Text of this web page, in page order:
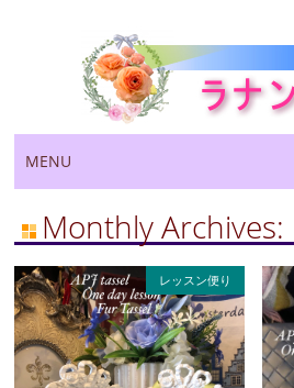
Main menu
to
MENU
Monthly Archives:
レッスン便り